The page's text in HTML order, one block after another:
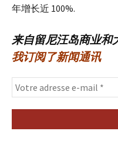
年增长近 100%.
来自留尼汪岛商业和
我订阅了新闻通讯